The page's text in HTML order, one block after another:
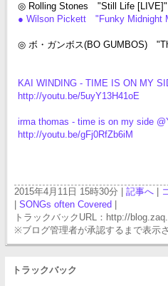
◎ Rolling Stones "Still Life
● Wilson Pickett "Funky Midnight
◎ ボ・ガンボス(BO GUMBOS)
KAI WINDING - TIME IS ON MY
http://youtu.be/5uyY13H41oE
irma thomas - time is on my side
http://youtu.be/gFj0RfZb6iM
2015年4月11日 15時30分 | 記事へ
SONGs often Covered
トラックバックURL：http://
※ブログ管理者が承認するまで表示
トラックバック